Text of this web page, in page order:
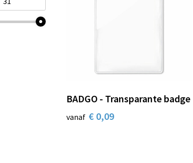
BADGO - Transparante badge
vanaf € 0,09